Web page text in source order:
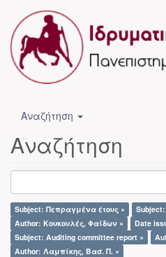
Αναζήτηση
Αναζήτηση
Subject: Πεπραγμένα έτους ×
Author: Κουκουλές, Φαίδων ×
Date
Subject: Auditing committee report ×
Author: Λαμπίκης, Βασ. Π. ×